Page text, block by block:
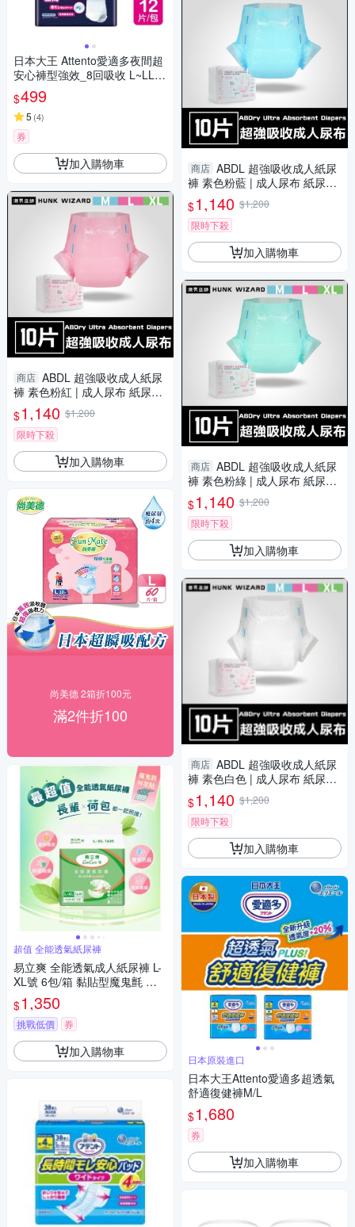
日本大王 Attento愛適多夜間超
安心褲型強效_8回吸收 L~LL
(12片/包)
$499
5 (4)
券
加入購物車
商店 ABDL 超強吸收成人紙尿
褲 素色粉紅 | 成人尿布 紙尿布
LittleForBig ABDry
$1,140 $1,200
限時下殺
加入購物車
尚美德 2箱折100元
滿2件折100
超值 全能透氣紙尿褲
易立爽 全能透氣成人紙尿褲 L-
XL號 6包/箱 黏貼型魔鬼氈 尿
褲尿布全能防護
$1,350
挑戰低價 券
加入購物車
商店 ABDL 超強吸收成人紙尿
褲 素色粉藍 | 成人尿布 紙尿布
LittleForBig ABDry
$1,140 $1,200
限時下殺
加入購物車
商店 ABDL 超強吸收成人紙尿
褲 素色粉綠 | 成人尿布 紙尿布
LittleForBig ABDry
$1,140 $1,200
限時下殺
加入購物車
商店 ABDL 超強吸收成人紙尿
褲 素色白色 | 成人尿布 紙尿布
LittleForBig ABDry
$1,140 $1,200
限時下殺
加入購物車
日本原裝進口
日本大王Attento愛適多超透氣
舒適復健褲M/L
$1,680
券
加入購物車